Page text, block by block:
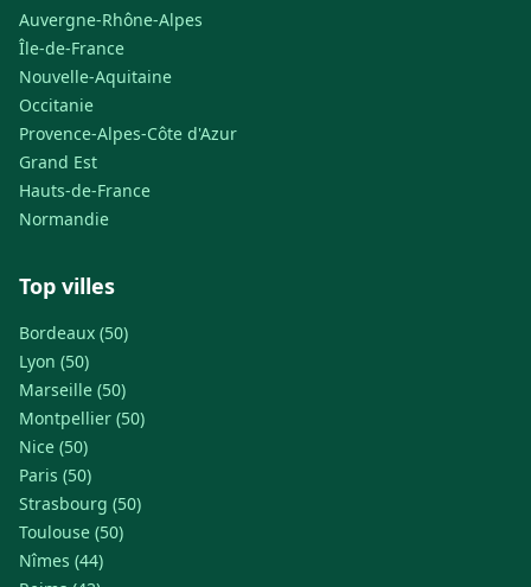
Auvergne-Rhône-Alpes
Île-de-France
Nouvelle-Aquitaine
Occitanie
Provence-Alpes-Côte d'Azur
Grand Est
Hauts-de-France
Normandie
Top villes
Bordeaux (50)
Lyon (50)
Marseille (50)
Montpellier (50)
Nice (50)
Paris (50)
Strasbourg (50)
Toulouse (50)
Nîmes (44)